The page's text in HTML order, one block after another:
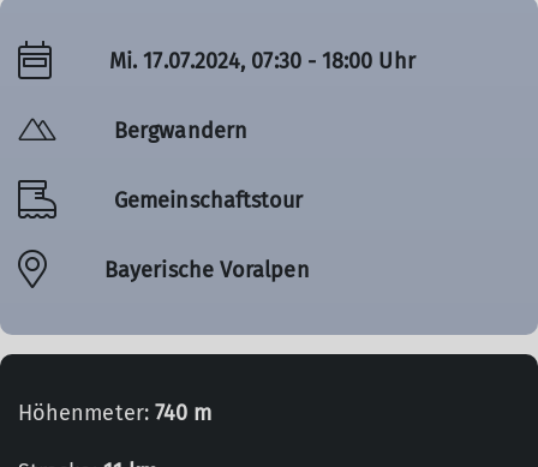
Mi. 17.07.2024, 07:30 - 18:00 Uhr
Bergwandern
Gemeinschaftstour
Bayerische Voralpen
Höhenmeter: 740 m